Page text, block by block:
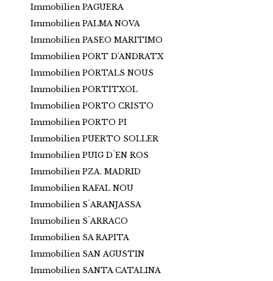
Immobilien PAGUERA
Immobilien PALMA NOVA
Immobilien PASEO MARITIMO
Immobilien PORT D'ANDRATX
Immobilien PORTALS NOUS
Immobilien PORTITXOL
Immobilien PORTO CRISTO
Immobilien PORTO PI
Immobilien PUERTO SOLLER
Immobilien PUIG D´EN ROS
Immobilien PZA. MADRID
Immobilien RAFAL NOU
Immobilien S´ARANJASSA
Immobilien S´ARRACO
Immobilien SA RAPITA
Immobilien SAN AGUSTIN
Immobilien SANTA CATALINA